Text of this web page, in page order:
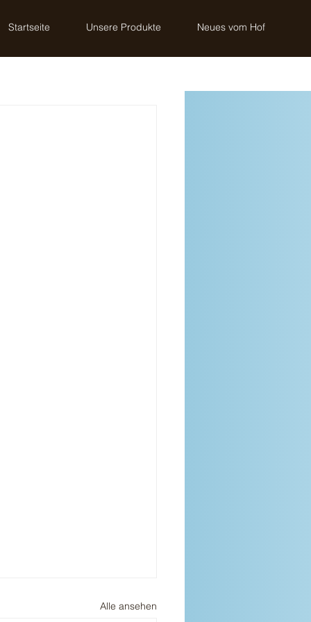
Startseite Unsere Produkte Neues vom Hof
Alle ansehen